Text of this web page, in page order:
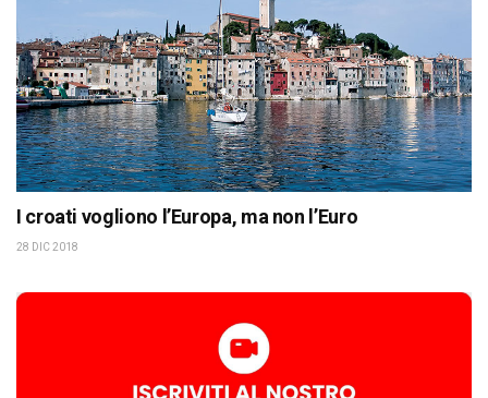
I croati vogliono l’Europa, ma non l’Euro
28 DIC 2018